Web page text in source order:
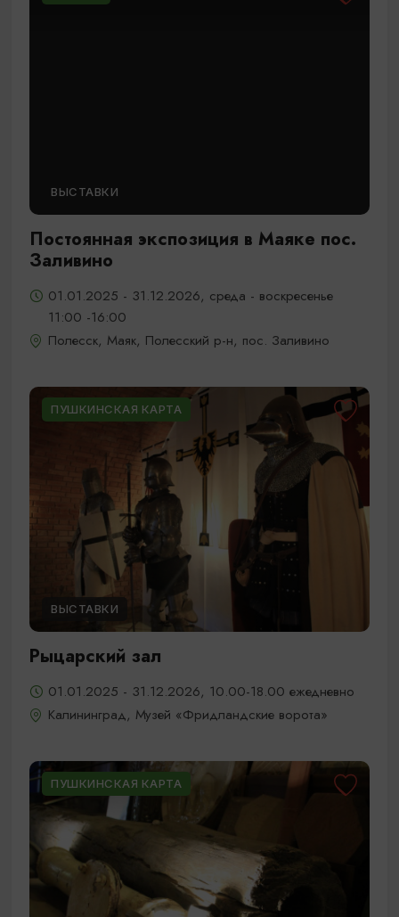
ВЫСТАВКИ
Постоянная экспозиция в Маяке пос.
Заливино
01.01.2025 - 31.12.2026, среда - воскресенье
11:00 -16:00
Полесск, Маяк, Полесский р-н, пос. Заливино
ПУШКИНСКАЯ КАРТА
ВЫСТАВКИ
Рыцарский зал
01.01.2025 - 31.12.2026, 10.00-18.00 ежедневно
Калининград, Музей «Фридландские ворота»
ПУШКИНСКАЯ КАРТА